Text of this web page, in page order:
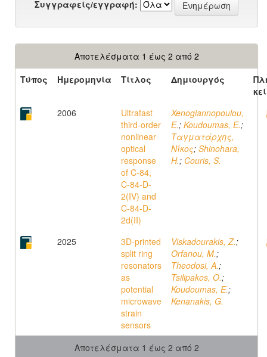
Συγγραφείς/εγγραφή:
Αποτελέσματα 1 έως 2 από 2
Τύπος
Ημερομηνία Τίτλος Δημιουργός
2006
Ultrafast
third-order
nonlinear
optical
response
of C-84,
C-84-D-
2(IV) and
C-84-D-
2d(II)
Xenogiannopoulou,
E.; Koudoumas, E.;
Ταγματάρχης,
Νίκος; Shinohara,
H.; Couris, S.
2025
3D-printed
split ring
resonators
as
potential
microwave
strain
sensors
Viskadourakis, Z.;
Orfanou, M.;
Theodosi, A.;
Tsilipakos, O.;
Koudoumas, E.;
Kenanakis, G.
Αποτελέσματα 1 έως 2 από 2